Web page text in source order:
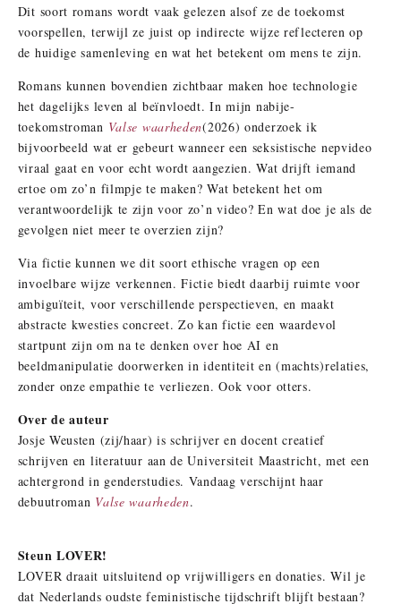
Dit soort romans wordt vaak gelezen alsof ze de toekomst
voorspellen, terwijl ze juist op indirecte wijze reflecteren op
de huidige samenleving en wat het betekent om mens te zijn.
Romans kunnen bovendien zichtbaar maken hoe technologie
het dagelijks leven al beïnvloedt. In mijn nabije-
toekomstroman Valse waarheden(2026) onderzoek ik
bijvoorbeeld wat er gebeurt wanneer een seksistische nepvideo
viraal gaat en voor echt wordt aangezien. Wat drijft iemand
ertoe om zo’n filmpje te maken? Wat betekent het om
verantwoordelijk te zijn voor zo’n video? En wat doe je als de
gevolgen niet meer te overzien zijn?
Via fictie kunnen we dit soort ethische vragen op een
invoelbare wijze verkennen. Fictie biedt daarbij ruimte voor
ambiguïteit, voor verschillende perspectieven, en maakt
abstracte kwesties concreet. Zo kan fictie een waardevol
startpunt zijn om na te denken over hoe AI en
beeldmanipulatie doorwerken in identiteit en (machts)relaties,
zonder onze empathie te verliezen. Ook voor otters.
Over de auteur
Josje Weusten (zij/haar) is schrijver en docent creatief
schrijven en literatuur aan de Universiteit Maastricht, met een
achtergrond in genderstudies. Vandaag verschijnt haar
debuutroman Valse waarheden.
Steun LOVER!
LOVER draait uitsluitend op vrijwilligers en donaties. Wil je
dat Nederlands oudste feministische tijdschrift blijft bestaan?